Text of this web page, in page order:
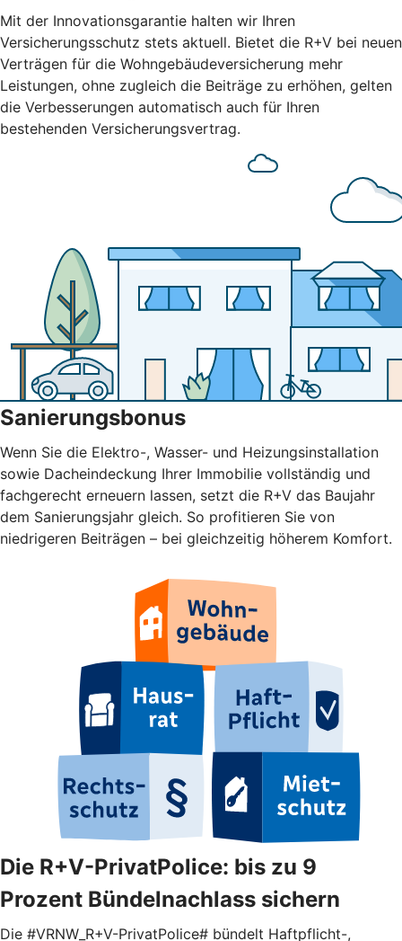
Mit der Innovationsgarantie halten wir Ihren
Versicherungsschutz stets aktuell. Bietet die R+V bei neuen
Verträgen für die Wohngebäudeversicherung mehr
Leistungen, ohne zugleich die Beiträge zu erhöhen, gelten
die Verbesserungen automatisch auch für Ihren
bestehenden Versicherungsvertrag.
Sanierungsbonus
Wenn Sie die Elektro-, Wasser- und Heizungsinstallation
sowie Dacheindeckung Ihrer Immobilie vollständig und
fachgerecht erneuern lassen, setzt die R+V das Baujahr
dem Sanierungsjahr gleich. So profitieren Sie von
niedrigeren Beiträgen – bei gleichzeitig höherem Komfort.
Die R+V-PrivatPolice: bis zu 9
Prozent Bündelnachlass sichern
Die #VRNW_R+V-PrivatPolice# bündelt Haftpflicht-,